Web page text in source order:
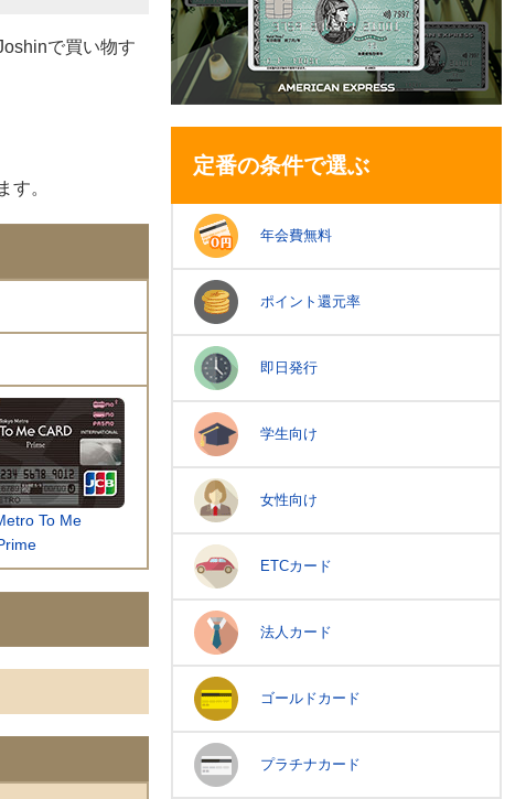
で買い物す
す。
To Me
定番の条件で選ぶ
年会費無料
ポイント還元率
即日発行
学生向け
女性向け
ETCカード
法人カード
ゴールドカード
プラチナカード